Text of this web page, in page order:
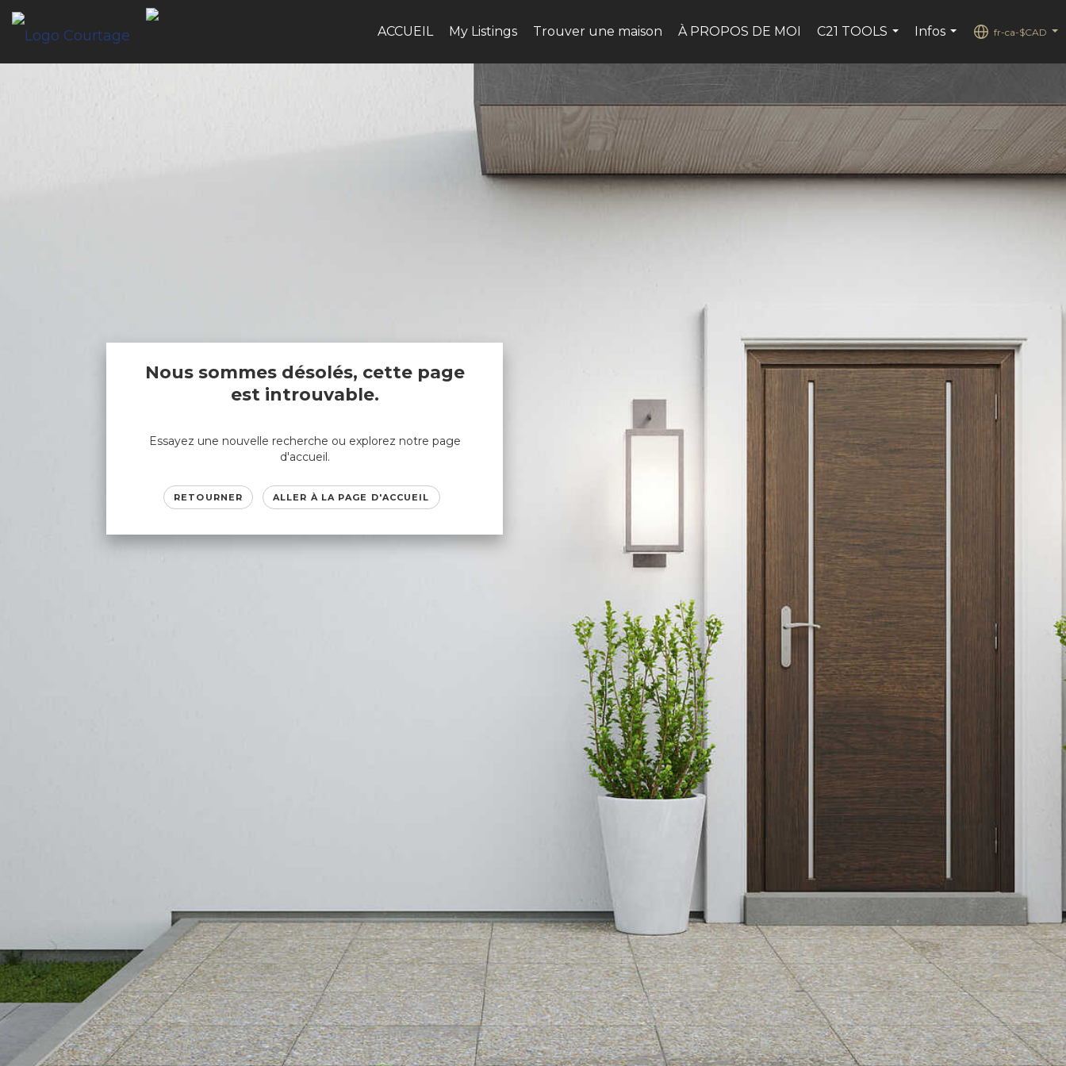
ACCUEIL My Listings Trouver une maison À PROPOS DE MOI
C21 TOOLS
Infos
fr-ca-$CAD
Nous sommes désolés, cette page
est introuvable.
Essayez une nouvelle recherche ou explorez notre page
d'accueil.
RETOURNER ALLER À LA PAGE D'ACCUEIL